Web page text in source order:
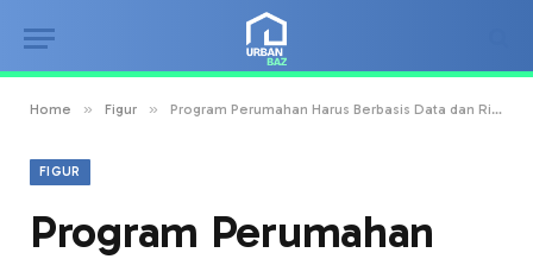
Home » Figur » Program Perumahan Harus Berbasis Data dan Riset
FIGUR
Program Perumahan